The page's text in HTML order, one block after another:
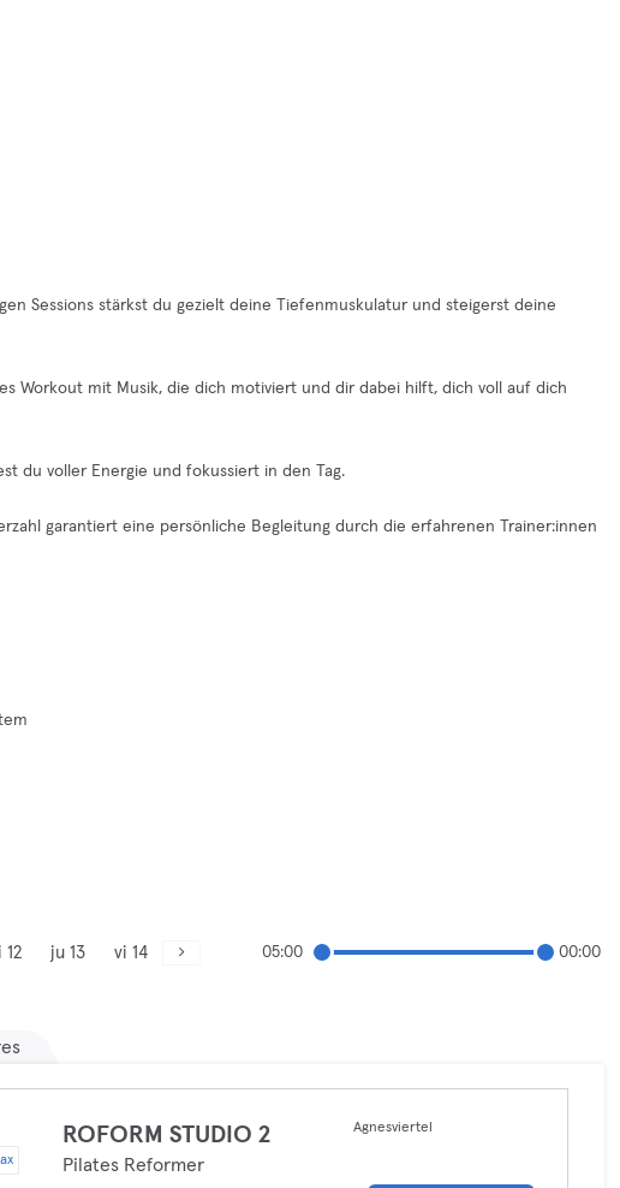
Sessions stärkst du gezielt deine Tiefenmuskulatur und steigerst deine
Workout mit Musik, die dich motiviert und dir dabei hilft, dich voll auf dich
du voller Energie und fokussiert in den Tag.
garantiert eine persönliche Begleitung durch die erfahrenen Trainer:innen
12 ju 13 vi 14 05:00 00:00
ROFORM STUDIO 2
Pilates Reformer
Agnesviertel